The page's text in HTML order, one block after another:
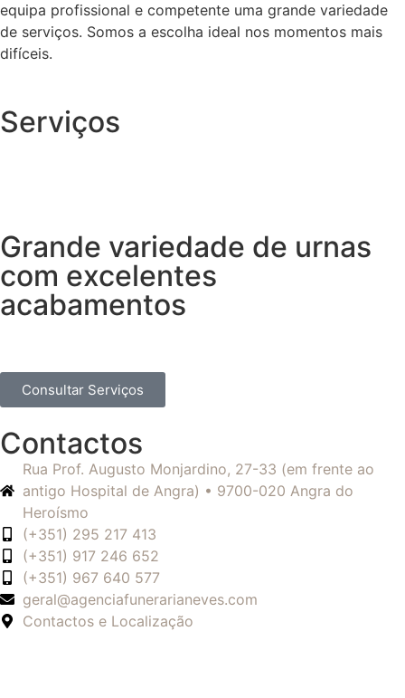
equipa profissional e competente uma grande variedade
de serviços. Somos a escolha ideal nos momentos mais
difíceis.
Serviços
Grande variedade de urnas
com excelentes
acabamentos
Consultar Serviços
Contactos
Rua Prof. Augusto Monjardino, 27-33 (em frente ao
antigo Hospital de Angra) • 9700-020 Angra do
Heroísmo
(+351) 295 217 413
(+351) 917 246 652
(+351) 967 640 577
geral@agenciafunerarianeves.com
Contactos e Localização